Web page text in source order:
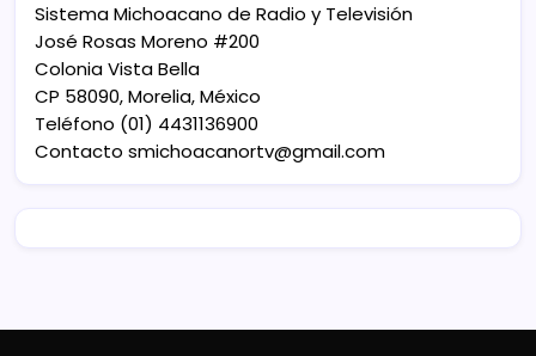
Sistema Michoacano de Radio y Televisión
José Rosas Moreno #200
Colonia Vista Bella
CP 58090, Morelia, México
Teléfono (01) 4431136900
Contacto smichoacanortv@gmail.com